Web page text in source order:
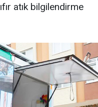
atık bilgilendirme